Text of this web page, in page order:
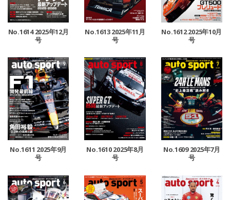
No.1614 2025年12月
号
No.1613 2025年11月
号
No.1612 2025年10月
号
No.1611 2025年9月
号
No.1610 2025年8月
号
No.1609 2025年7月
号